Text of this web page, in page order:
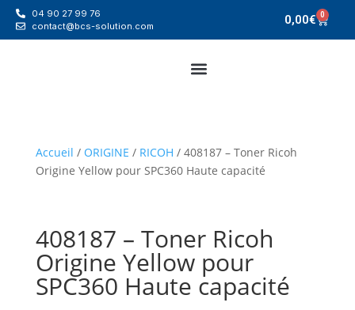
04 90 27 99 76
contact@bcs-solution.com
0,00€ 0
Accueil / ORIGINE / RICOH / 408187 – Toner Ricoh
Origine Yellow pour SPC360 Haute capacité
408187 – Toner Ricoh
Origine Yellow pour
SPC360 Haute capacité